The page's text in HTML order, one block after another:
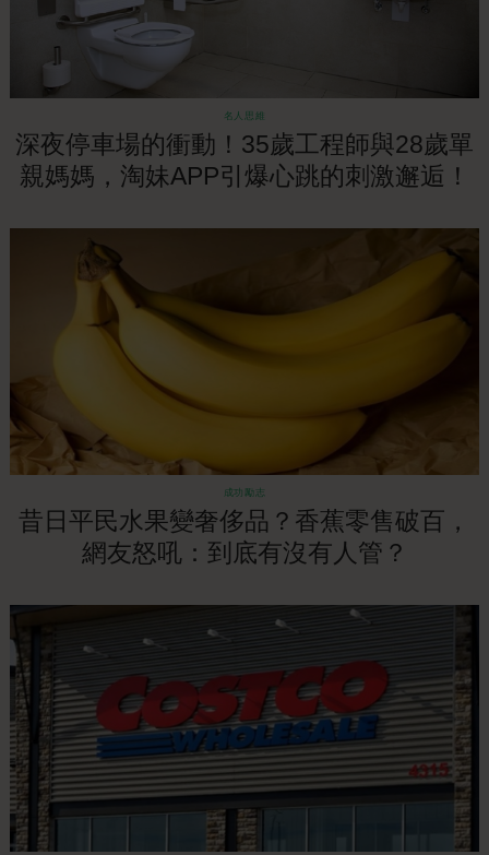
名人思維
深夜停車場的衝動！35歲工程師與28歲單
親媽媽，淘妹APP引爆心跳的刺激邂逅！
成功勵志
昔日平民水果變奢侈品？香蕉零售破百，
網友怒吼：到底有沒有人管？